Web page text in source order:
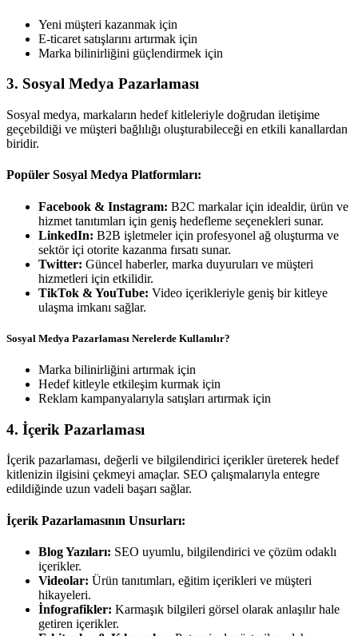
Yeni müşteri kazanmak için
E-ticaret satışlarını artırmak için
Marka bilinirliğini güçlendirmek için
3. Sosyal Medya Pazarlaması
Sosyal medya, markaların hedef kitleleriyle doğrudan iletişime
geçebildiği ve müşteri bağlılığı oluşturabileceği en etkili kanallardan
biridir.
Popüler Sosyal Medya Platformları:
Facebook & Instagram: B2C markalar için idealdir, ürün ve
hizmet tanıtımları için geniş hedefleme seçenekleri sunar.
LinkedIn: B2B işletmeler için profesyonel ağ oluşturma ve
sektör içi otorite kazanma fırsatı sunar.
Twitter: Güncel haberler, marka duyuruları ve müşteri
hizmetleri için etkilidir.
TikTok & YouTube: Video içerikleriyle geniş bir kitleye
ulaşma imkanı sağlar.
Sosyal Medya Pazarlaması Nerelerde Kullanılır?
Marka bilinirliğini artırmak için
Hedef kitleyle etkileşim kurmak için
Reklam kampanyalarıyla satışları artırmak için
4. İçerik Pazarlaması
İçerik pazarlaması, değerli ve bilgilendirici içerikler üreterek hedef
kitlenizin ilgisini çekmeyi amaçlar. SEO çalışmalarıyla entegre
edildiğinde uzun vadeli başarı sağlar.
İçerik Pazarlamasının Unsurları:
Blog Yazıları: SEO uyumlu, bilgilendirici ve çözüm odaklı
içerikler.
Videolar: Ürün tanıtımları, eğitim içerikleri ve müşteri
hikayeleri.
İnfografikler: Karmaşık bilgileri görsel olarak anlaşılır hale
getiren içerikler.